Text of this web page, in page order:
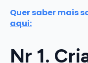
Quer saber mais
aqui:
Nr 1.